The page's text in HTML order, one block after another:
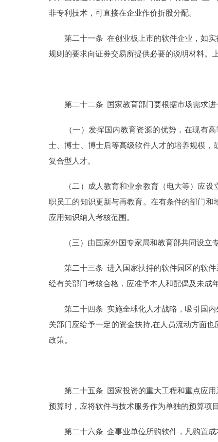
非专利技术，可直接在企业作价折股分配。
第二十一条 在创业板上市的软件企业，如实
规则的要求向证券交易所提供必要的说明材料。
第二十二条 国家教育部门要根据市场需求进
（一）发挥国内教育资源的优势，在现有高
士、博士、博士后等高级软件人才的培养规模
复合型人才。
（二）成人教育和业余教育（电大等）应设
职员工的知识更新与再教育。在有条件的部门
应用知识纳入考核范围。
（三）由国家外国专家局和教育部共同设立专
第二十三条 进入国家扶持的软件园区的软件
经有关部门考核合格，应准予本人和配偶及未成
第二十四条 实施全球化人才战略，吸引国内
关部门应给予一定的资金扶持,在人员流动方面
政策。
第二十五条 国家投资的重大工程和重点应用
预算时，应将软件与技术服务作为单独的预算项
第二十六条 企事业单位所购软件，凡购置成